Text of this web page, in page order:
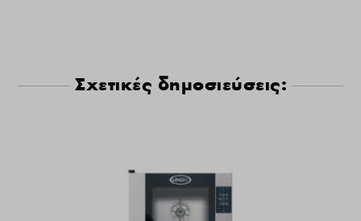
Σχετικές δημοσιεύσεις: